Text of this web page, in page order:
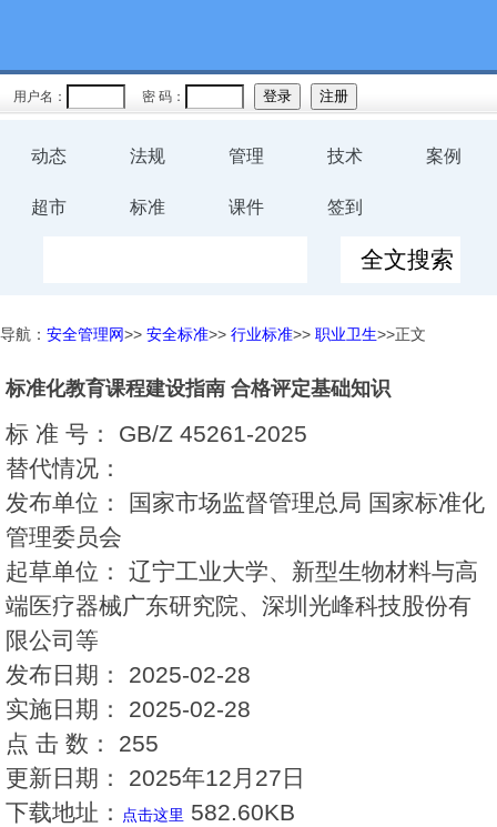
用户名： 密 码：
动态 法规 管理 技术 案例
超市 标准 课件 签到
导航： 安全管理网>> 安全标准>> 行业标准>> 职业卫生>>正文
标准化教育课程建设指南 合格评定基础知识
标 准 号： GB/Z 45261-2025
替代情况：
发布单位：
国家市场监督管理总局 国家标准化
管理委员会
起草单位： 辽宁工业大学、新型生物材料与高
端医疗器械广东研究院、深圳光峰科技股份有
限公司等
发布日期： 2025-02-28
实施日期： 2025-02-28
点 击 数： 255
更新日期： 2025年12月27日
下载地址：
点击这里 582.60KB